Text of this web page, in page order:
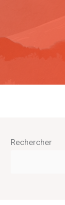
Rechercher